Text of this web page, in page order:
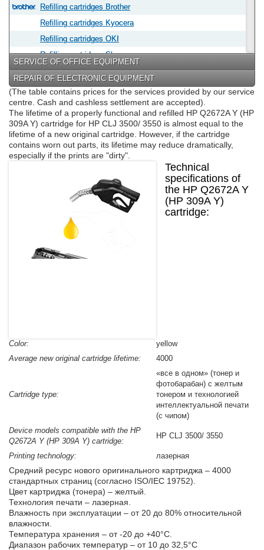
Refilling cartridges Brother
Refilling cartridges Kyocera
Refilling cartridges OKI
Refilling cartridges Sharp
Refilling cartridges Epson
Refilling cartridges Panasonic
Refilling cartridges Lexmark
Refilling cartridges Konica Minolta
Refilling cartridges Konica
Refilling cartridges Minolta
Refilling cartridges Olivetti
Refilling cartridges Ricoh
Refilling cartridges Pantum
Refilling cartridges Toshiba
SERVICE OF OFFICE EQUIPMENT
REPAIR OF ELECTRONIC EQUIPMENT
(The table contains prices for the services provided by our service
centre. Cash and cashless settlement are accepted).
The lifetime of a properly functional and refilled HP Q2672A Y (HP
309A Y) cartridge for HP CLJ 3500/ 3550 is almost equal to the
lifetime of a new original cartridge. However, if the cartridge
contains worn out parts, its lifetime may reduce dramatically,
especially if the prints are "dirty".
Technical
specifications of
the HP Q2672A Y
(HP 309A Y)
cartridge:
Color:
yellow
Average new original cartridge lifetime:
4000
Cartridge type:
«все в одном» (тонер и
фотобарабан) с желтым
тонером и технологией
интеллектуальной печати
(с чипом)
Device models compatible with the HP
Q2672A Y (HP 309A Y) cartridge:
HP CLJ 3500/ 3550
Printing technology:
лазерная
Средний ресурс нового оригинального картриджа – 4000
стандартных страниц (согласно ISO/IEC 19752).
Цвет картриджа (тонера) – желтый.
Технология печати – лазерная.
Влажность при эксплуатации – от 20 до 80% относительной
влажности.
Температура хранения – от -20 до +40°C.
Диапазон рабочих температур – от 10 до 32,5°С